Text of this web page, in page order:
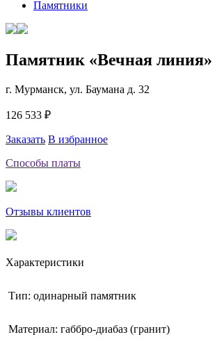
Памятники
Памятник «Вечная линия»
г. Мурманск, ул. Баумана д. 32
126 533 ₽
Заказать В избранное
Способы платы
Отзывы клиентов
Характеристики
Тип: одинарный памятник
Материал: габбро-диабаз (гранит)